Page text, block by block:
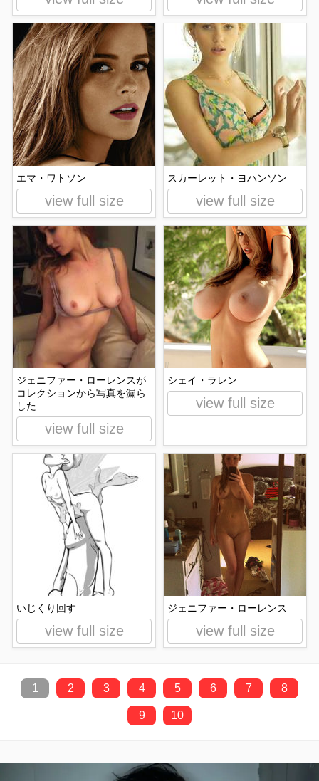
エマ・ワトソン
view full size
スカーレット・ヨハンソン
view full size
ジェニファー・ローレンスが
コレクションから写真を漏ら
した
view full size
シェイ・ラレン
view full size
いじくり回す
view full size
ジェニファー・ローレンス
view full size
1 2 3 4 5 6 7 8
9 10